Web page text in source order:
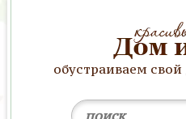
обустраиваем